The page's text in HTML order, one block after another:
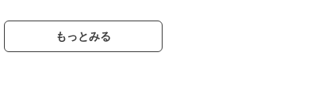
もっとみる